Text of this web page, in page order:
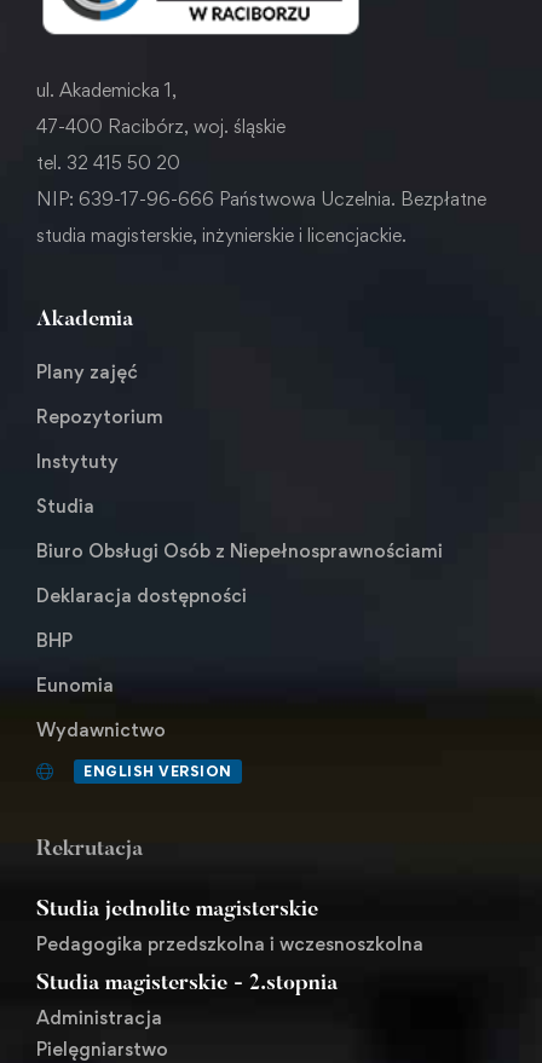
ul. Akademicka 1,
47-400 Racibórz, woj. śląskie
tel. 32 415 50 20
NIP: 639-17-96-666 Państwowa Uczelnia. Bezpłatne
studia magisterskie, inżynierskie i licencjackie.
Akademia
Plany zajęć
Repozytorium
Instytuty
Studia
Biuro Obsługi Osób z Niepełnosprawnościami
Deklaracja dostępności
BHP
Eunomia
Wydawnictwo
ENGLISH VERSION
Rekrutacja
Studia jednolite magisterskie
Pedagogika przedszkolna i wczesnoszkolna
Studia magisterskie - 2.stopnia
Administracja
Pielęgniarstwo